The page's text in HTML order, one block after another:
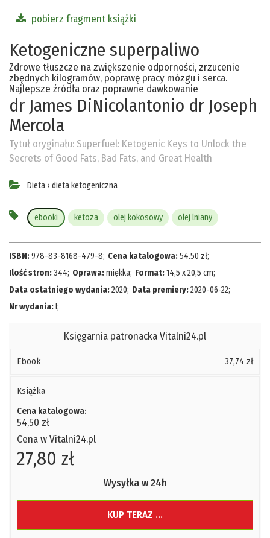
pobierz fragment książki
Ketogeniczne superpaliwo
Zdrowe tłuszcze na zwiększenie odporności, zrzucenie
zbędnych kilogramów, poprawę pracy mózgu i serca.
Najlepsze źródła oraz poprawne dawkowanie
dr James DiNicolantonio dr Joseph
Mercola
Tytuł oryginału: Superfuel: Ketogenic Keys to Unlock the
Secrets of Good Fats, Bad Fats, and Great Health
Dieta › dieta ketogeniczna
ebooki ketoza olej kokosowy olej lniany
ISBN:978-83-8168-479-8; Cena katalogowa:54.50 zł;
Ilość stron:344; Oprawa:miękka; Format:14,5 x 20,5 cm;
Data ostatniego wydania:2020; Data premiery:2020-06-22;
Nr wydania:I;
Księgarnia patronacka Vitalni24.pl
Ebook 37,74 zł
Książka
Cena katalogowa:
54,50 zł
Cena w Vitalni24.pl
27,80 zł
Wysyłka w 24h
KUP TERAZ ...